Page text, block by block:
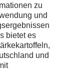
zu
und
bietet es
und